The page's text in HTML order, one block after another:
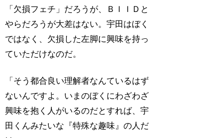
「欠損フェチ」だろうが、ＢＩＩＤと
やらだろうが大差はない。宇田はぼく
ではなく、欠損した左脚に興味を持っ
ていただけなのだ。
「そう都合良い理解者なんているはず
ないんですよ。いまのぼくにわざわざ
興味を抱く人がいるのだとすれば、宇
田くんみたいな『特殊な趣味』の人だ